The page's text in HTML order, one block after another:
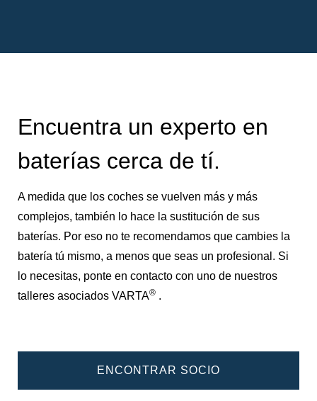
Encuentra un experto en
baterías cerca de tí.
A medida que los coches se vuelven más y más
complejos, también lo hace la sustitución de sus
baterías. Por eso no te recomendamos que cambies la
batería tú mismo, a menos que seas un profesional. Si
lo necesitas, ponte en contacto con uno de nuestros
talleres asociados VARTA® .
ENCONTRAR SOCIO